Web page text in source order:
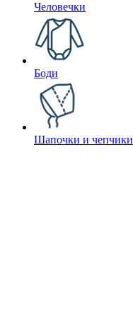
Человечки
Боди
Шапочки и чепчики